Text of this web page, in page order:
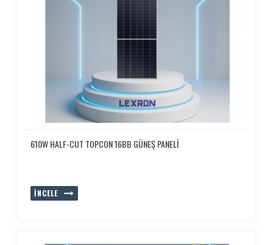
610W HALF-CUT TOPCON 16BB GÜNEŞ PANELİ
İNCELE